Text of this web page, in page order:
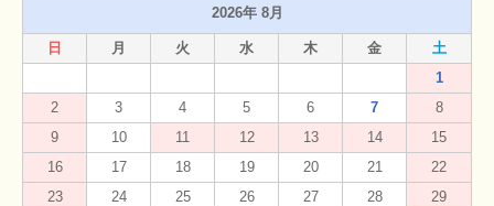
2026年 8月
日 月 火 水 木 金
土
1
2
3 4 5 6 7
8
9
10 11 12 13 14
15
16
17 18 19 20 21
22
23
24 25 26 27 28
29